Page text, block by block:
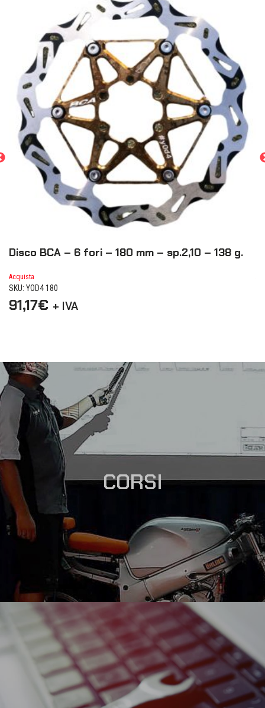
Disco BCA – 6 fori – 180 mm – sp.2,10 – 138 g.
Acquista
SKU: YOD4 180
91,17€ + IVA
CORSI